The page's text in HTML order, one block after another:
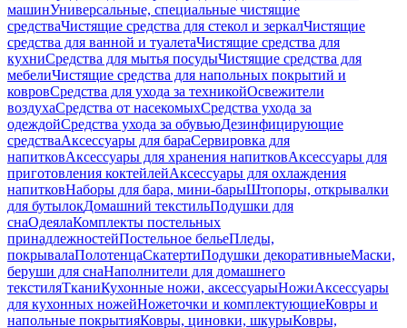
машинУниверсальные, специальные чистящие
средстваЧистящие средства для стекол и зеркалЧистящие
средства для ванной и туалетаЧистящие средства для
кухниСредства для мытья посудыЧистящие средства для
мебелиЧистящие средства для напольных покрытий и
ковровСредства для ухода за техникойОсвежители
воздухаСредства от насекомыхСредства ухода за
одеждойСредства ухода за обувьюДезинфицирующие
средстваАксессуары для бараСервировка для
напитковАксессуары для хранения напитковАксессуары для
приготовления коктейлейАксессуары для охлаждения
напитковНаборы для бара, мини-барыШтопоры, открывалки
для бутылокДомашний текстильПодушки для
снаОдеялаКомплекты постельных
принадлежностейПостельное бельеПледы,
покрывалаПолотенцаСкатертиПодушки декоративныеМаски,
беруши для снаНаполнители для домашнего
текстиляТканиКухонные ножи, аксессуарыНожиАксессуары
для кухонных ножейНожеточки и комплектующиеКовры и
напольные покрытияКовры, циновки, шкурыКовры,